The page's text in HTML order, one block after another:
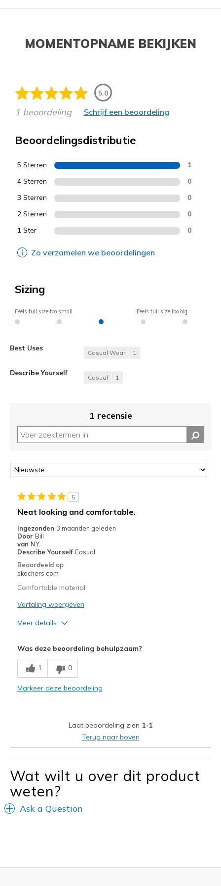
MOMENTOPNAME BEKIJKEN
5.0
1 beoordeling Schrijf een beoordeling
Beoordelingsdistributie
5 Sterren 1
4 Sterren 0
3 Sterren 0
2 Sterren 0
1 Ster 0
Zo verzamelen we beoordelingen
Sizing
Feels full size too small Feels full size too big
Best Uses
Casual Wear 1
Describe Yourself
Casual 1
1 recensie
5
Neat looking and comfortable.
Ingezonden 3 maanden geleden
Door Bill
van N.Y.
Describe Yourself Casual
Beoordeeld op
skechers.com
Comfortable material.
Vertaling weergeven
Meer details
Stylish
Feels true to size
Was deze beoordeling behulpzaam?
1 0
Markeer deze beoordeling
Laat beoordeling zien 1-1
Terug naar boven
Wat wilt u over dit product
weten?
Ask a Question